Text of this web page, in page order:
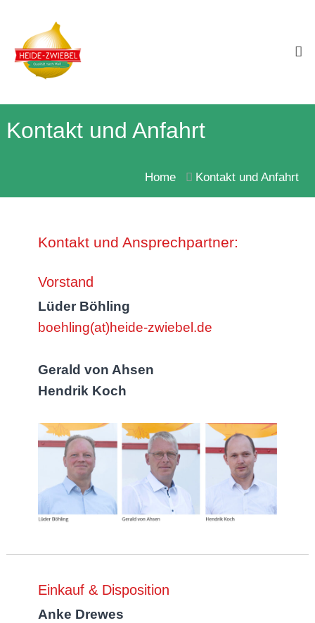
content
Zwiebel
Qualität
nach
Maß!
Kontakt und Anfahrt
Home Kontakt und Anfahrt
Kontakt und Ansprechpartner:
Vorstand
Lüder Böhling
boehling(at)heide-zwiebel.de
Gerald von Ahsen
Hendrik Koch
Einkauf & Disposition
Anke Drewes